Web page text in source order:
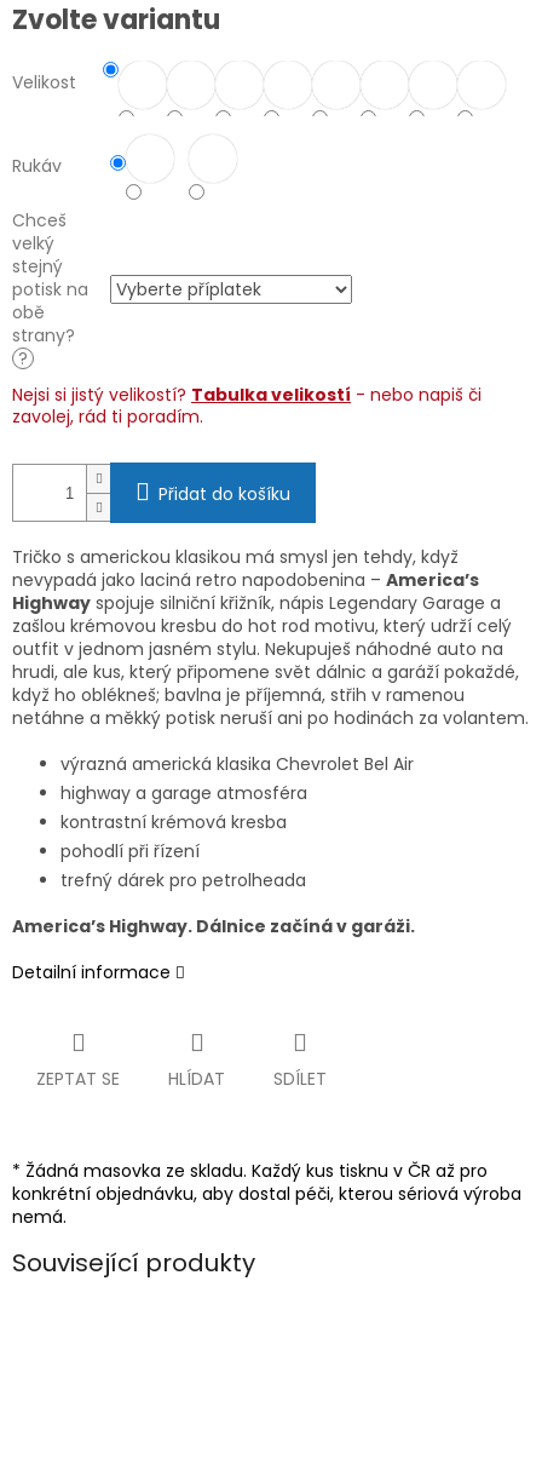
cena:
Zvolte variantu
Velikost
Rukáv
Chceš
velký
stejný
potisk na
obě
strany?
?
Nejsi si jistý velikostí? Tabulka velikostí - nebo napiš či
zavolej, rád ti poradím.
Přidat do košíku
Tričko s americkou klasikou má smysl jen tehdy, když
nevypadá jako laciná retro napodobenina – America’s
Highway spojuje silniční křižník, nápis Legendary Garage a
zašlou krémovou kresbu do hot rod motivu, který udrží celý
outfit v jednom jasném stylu. Nekupuješ náhodné auto na
hrudi, ale kus, který připomene svět dálnic a garáží pokaždé,
když ho oblékneš; bavlna je příjemná, střih v ramenou
netáhne a měkký potisk neruší ani po hodinách za volantem.
výrazná americká klasika Chevrolet Bel Air
highway a garage atmosféra
kontrastní krémová kresba
pohodlí při řízení
trefný dárek pro petrolheada
America’s Highway. Dálnice začíná v garáži.
Detailní informace
ZEPTAT SE HLÍDAT SDÍLET
* Žádná masovka ze skladu. Každý kus tisknu v ČR až pro
konkrétní objednávku, aby dostal péči, kterou sériová výroba
nemá.
Související produkty